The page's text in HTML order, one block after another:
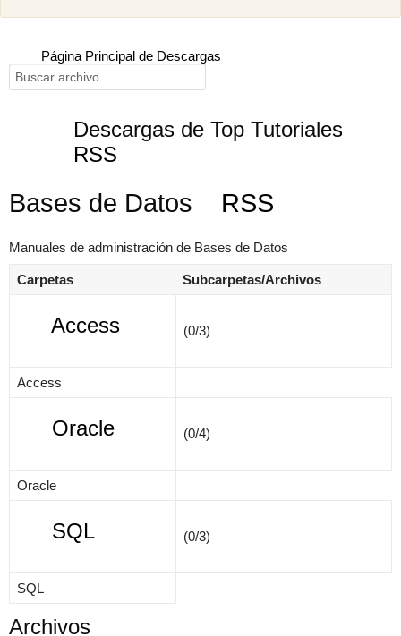
Juan miguel
Como puedo descargar el manual de mecánica
Página Principal de Descargas
Descargas de Top Tutoriales
RSS
Bases de Datos RSS
Manuales de administración de Bases de Datos
Carpetas Subcarpetas/Archivos
Access (0/3)
Access
Oracle (0/4)
Oracle
SQL (0/3)
SQL
Archivos